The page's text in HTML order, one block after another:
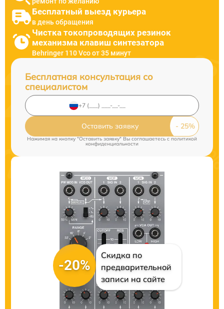
Бесплатный выезд курьера
в день обращения
Чистка токопроводящих резинок
механизма клавиш синтезатора
Behringer 110 Vco от 35 минут
Бесплатная консультация со
специалистом
Оставить заявку
Нажимая на кнопку "Оставить заявку" Вы соглашаетесь cполитикой
конфиденциальности
-20%
Скидка по
предварительной
записи на сайте